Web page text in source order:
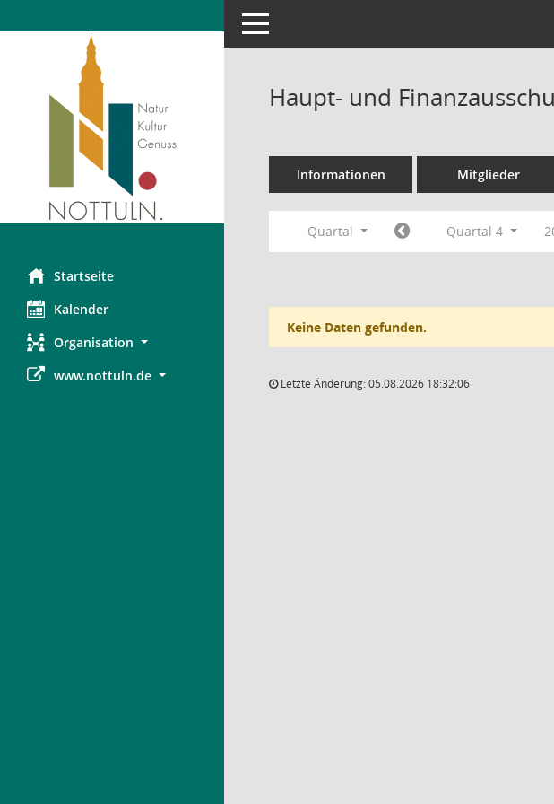
Startseite
Kalender
Organisation
www.nottuln.de
Toggle navigation
Haupt- und
Informationen Mitglieder
Quartal Quartal 4
Keine Daten gefunden.
Letzte Änderung: 05.08.2026 18:32:06